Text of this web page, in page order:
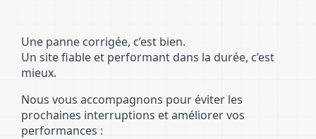
Une panne corrigée, c’est bien.
Un site fiable et performant dans la durée, c’est
mieux.
Nous vous accompagnons pour éviter les
prochaines interruptions et améliorer vos
performances :